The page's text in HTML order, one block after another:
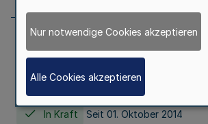
Gesetz über die
Nordrhein-Westfalen
HG)
In Kraft Seit 01. Oktober 2014
Nur notwendige Cookies akzeptieren
Alle Cookies akzeptieren